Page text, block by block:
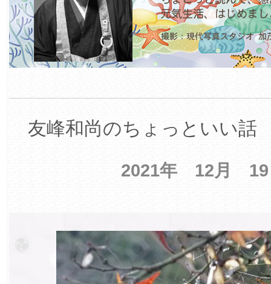
友峰和尚のちょっといい話
2021年 12月